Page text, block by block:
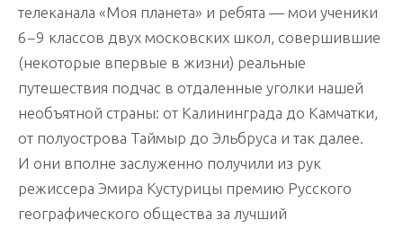
телеканала «Моя планета» и ребята — мои ученики
6−9 классов двух московских школ, совершившие
(некоторые впервые в жизни) реальные
путешествия подчас в отдаленные уголки нашей
необъятной страны: от Калининграда до Камчатки,
от полуострова Таймыр до Эльбруса и так далее.
И они вполне заслуженно получили из рук
режиссера Эмира Кустурицы премию Русского
географического общества за лучший